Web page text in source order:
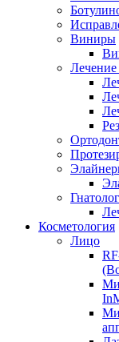
Виниры
Лечение
Косметология
Лицо